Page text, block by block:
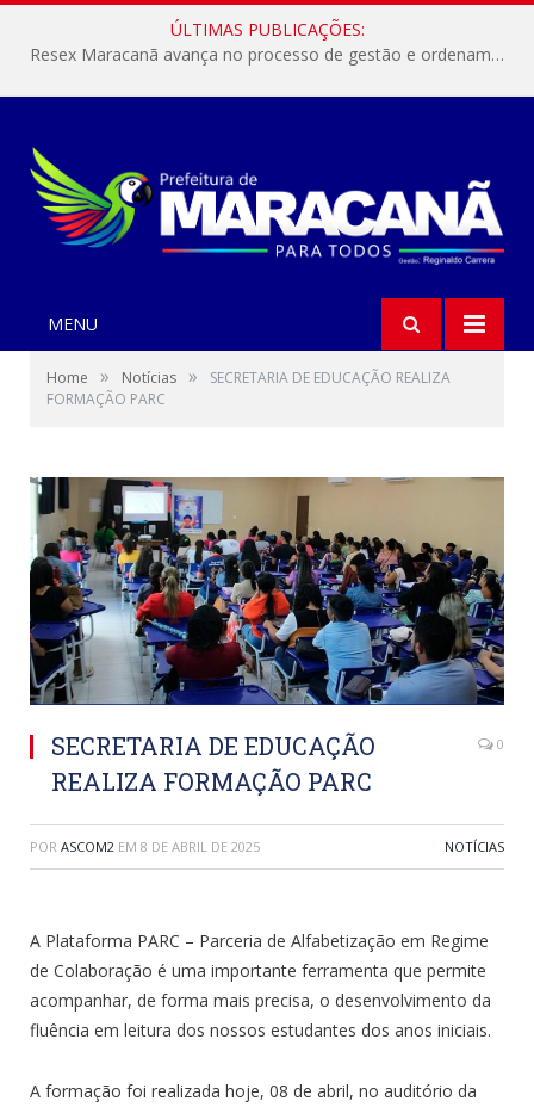
ÚLTIMAS PUBLICAÇÕES:
Resex Maracanã avança no processo de gestão e ordenamento do turismo em nossas áreas protegidas.
MENU
Home » Notícias »
SECRETARIA DE EDUCAÇÃO REALIZA
FORMAÇÃO PARC
SECRETARIA DE EDUCAÇÃO
REALIZA FORMAÇÃO PARC
0
POR ASCOM2 EM 8 DE ABRIL DE 2025 NOTÍCIAS
A Plataforma PARC – Parceria de Alfabetização em Regime
de Colaboração é uma importante ferramenta que permite
acompanhar, de forma mais precisa, o desenvolvimento da
fluência em leitura dos nossos estudantes dos anos iniciais.
A formação foi realizada hoje, 08 de abril, no auditório da